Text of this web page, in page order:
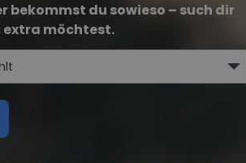
bekommst du sowieso – such dir
extra möchtest.